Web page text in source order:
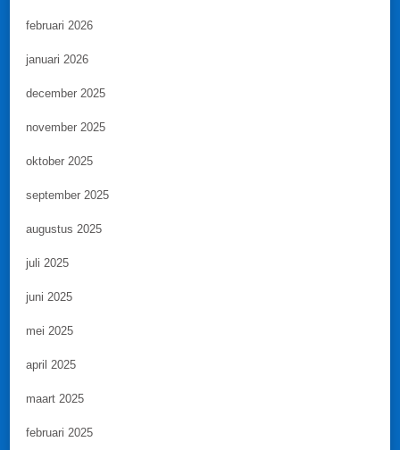
februari 2026
januari 2026
december 2025
november 2025
oktober 2025
september 2025
augustus 2025
juli 2025
juni 2025
mei 2025
april 2025
maart 2025
februari 2025